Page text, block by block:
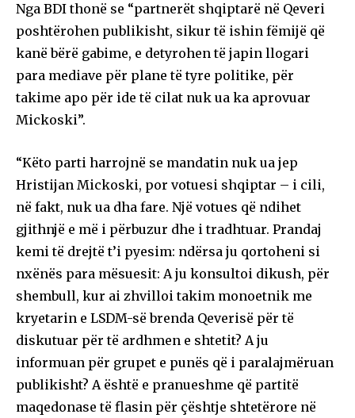
Nga BDI thonë se “partnerët shqiptarë në Qeveri
poshtërohen publikisht, sikur të ishin fëmijë që
kanë bërë gabime, e detyrohen të japin llogari
para mediave për plane të tyre politike, për
takime apo për ide të cilat nuk ua ka aprovuar
Mickoski”.
“Këto parti harrojnë se mandatin nuk ua jep
Hristijan Mickoski, por votuesi shqiptar – i cili,
në fakt, nuk ua dha fare. Një votues që ndihet
gjithnjë e më i përbuzur dhe i tradhtuar. Prandaj
kemi të drejtë t’i pyesim: ndërsa ju qortoheni si
nxënës para mësuesit: A ju konsultoi dikush, për
shembull, kur ai zhvilloi takim monoetnik me
kryetarin e LSDM-së brenda Qeverisë për të
diskutuar për të ardhmen e shtetit? A ju
informuan për grupet e punës që i paralajmëruan
publikisht? A është e pranueshme që partitë
maqedonase të flasin për çështje shtetërore në